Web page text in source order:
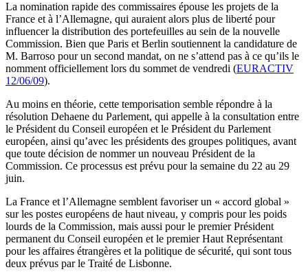
La nomination rapide des commissaires épouse les projets de la
France et à l’Allemagne, qui auraient alors plus de liberté pour
influencer la distribution des portefeuilles au sein de la nouvelle
Commission. Bien que Paris et Berlin soutiennent la candidature de
M. Barroso pour un second mandat, on ne s’attend pas à ce qu’ils le
nomment officiellement lors du sommet de vendredi (EURACTIV
12/06/09).
Au moins en théorie, cette temporisation semble répondre à la
résolution Dehaene du Parlement, qui appelle à la consultation entre
le Président du Conseil européen et le Président du Parlement
européen, ainsi qu’avec les présidents des groupes politiques, avant
que toute décision de nommer un nouveau Président de la
Commission. Ce processus est prévu pour la semaine du 22 au 29
juin.
La France et l’Allemagne semblent favoriser un « accord global »
sur les postes européens de haut niveau, y compris pour les poids
lourds de la Commission, mais aussi pour le premier Président
permanent du Conseil européen et le premier Haut Représentant
pour les affaires étrangères et la politique de sécurité, qui sont tous
deux prévus par le Traité de Lisbonne.